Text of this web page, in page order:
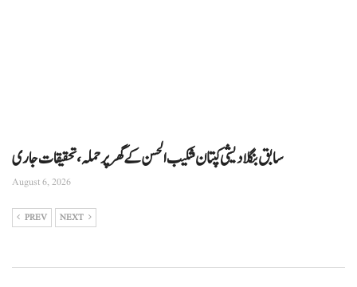
سابق بنگلادیشی کپتان شکیب الحسن کے گھر پر حملہ، تحقیقات جاری
August 6, 2026
PREV NEXT